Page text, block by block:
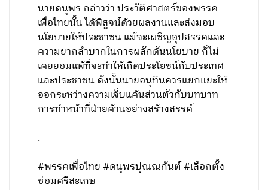
นายดนุพร กล่าวว่า ประวัติศาสตร์ของพรรค
เพื่อไทยนั้น ได้พิสูจน์ด้วยผลงานและส่งมอบ
นโยบายให้ประชาชน แม้จะเผชิญอุปสรรคและ
ความยากลำบากในการผลักดันนโยบาย ก็ไม่
เคยยอมแพ้ที่จะทำให้เกิดประโยชน์กับประเทศ
และประชาชน ดังนั้นนายอนุทินควรแยกแยะให้
ออกระหว่างความเจ็บแค้นส่วนตัวกับบทบาท
การทำหน้าที่ฝ่ายค้านอย่างสร้างสรรค์
.
#พรรคเพื่อไทย #ดนุพรปุณณกันต์ #เลือกตั้ง
ซ่อมศรีสะเกษ